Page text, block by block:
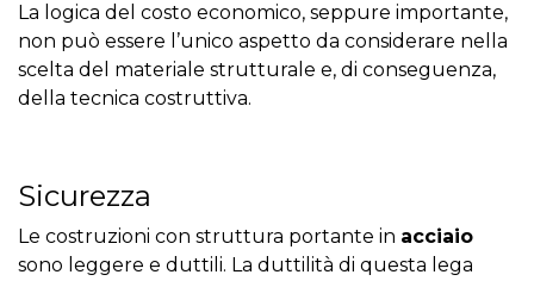
La logica del costo economico, seppure importante,
non può essere l’unico aspetto da considerare nella
scelta del materiale strutturale e, di conseguenza,
della tecnica costruttiva.
Sicurezza
Le costruzioni con struttura portante in acciaio
sono leggere e duttili. La duttilità di questa lega